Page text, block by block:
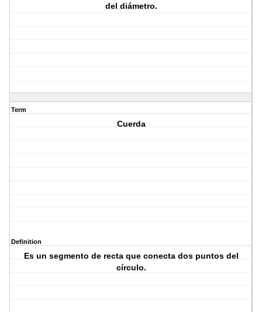
del diámetro.
Term
Cuerda
Definition
Es un segmento de recta que conecta dos puntos del
círculo.